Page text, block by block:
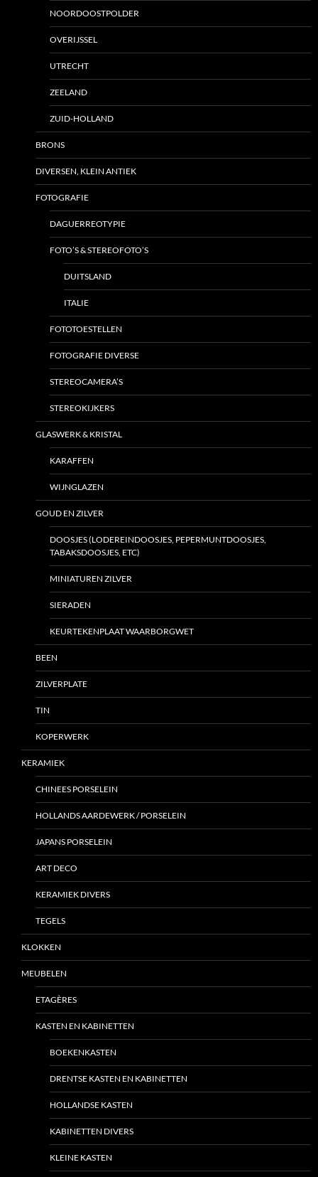
NOORDOOSTPOLDER
OVERIJSSEL
UTRECHT
ZEELAND
ZUID-HOLLAND
BRONS
DIVERSEN, KLEIN ANTIEK
FOTOGRAFIE
DAGUERREOTYPIE
FOTO’S & STEREOFOTO’S
DUITSLAND
ITALIE
FOTOTOESTELLEN
FOTOGRAFIE DIVERSE
STEREOCAMERA’S
STEREOKIJKERS
GLASWERK & KRISTAL
KARAFFEN
WIJNGLAZEN
GOUD EN ZILVER
DOOSJES (LODEREINDOOSJES, PEPERMUNTDOOSJES,
TABAKSDOOSJES, ETC)
MINIATUREN ZILVER
SIERADEN
KEURTEKENPLAAT WAARBORGWET
BEEN
ZILVERPLATE
TIN
KOPERWERK
KERAMIEK
CHINEES PORSELEIN
HOLLANDS AARDEWERK / PORSELEIN
JAPANS PORSELEIN
ART DECO
KERAMIEK DIVERS
TEGELS
KLOKKEN
MEUBELEN
ETAGÈRES
KASTEN EN KABINETTEN
BOEKENKASTEN
DRENTSE KASTEN EN KABINETTEN
HOLLANDSE KASTEN
KABINETTEN DIVERS
KLEINE KASTEN